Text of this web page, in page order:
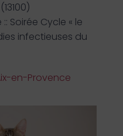
Soirée Cycle « le
infectieuses du
en-Provence